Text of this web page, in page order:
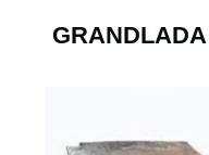
GRANDLADA